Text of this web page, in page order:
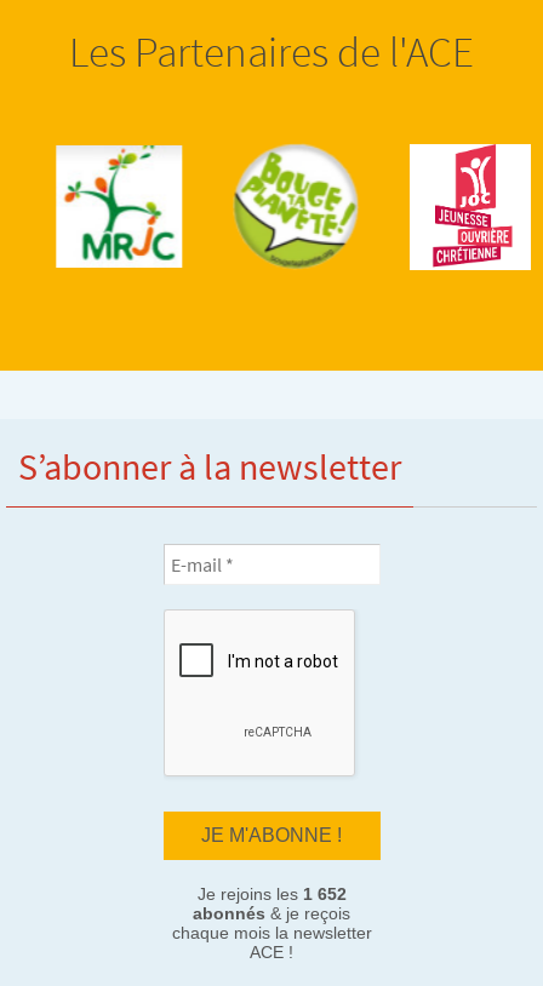
Les Partenaires de l'ACE
S’abonner à la newsletter
Je rejoins les 1 652
abonnés & je reçois
chaque mois la newsletter
ACE !